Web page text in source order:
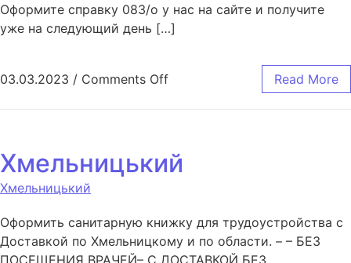
Оформите справку 083/o у нас на сайте и получите
уже на следующий день […]
03.03.2023 / Comments Off Read More
Хмельницький
Хмельницький
Оформить санитарную книжку для трудоустройства с
Доставкой по Хмельницкому и по области. – – БЕЗ
ПОСЕЩЕНИЯ ВРАЧЕЙ– С ДОСТАВКОЙ БЕЗ